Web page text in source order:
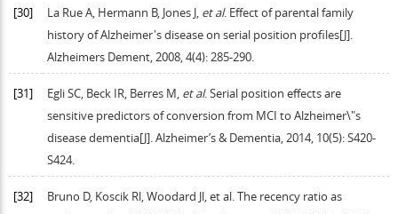
[30] La Rue A, Hermann B, Jones J, et al. Effect of parental family
history of Alzheimer's disease on serial position profiles[J].
Alzheimers Dement,2008,4(4): 285-290.
[31] EgliSC, Beck IR, Berres M, et al. Serial position effects are
sensitive predictors of conversion from MCI to Alzheimer\"s
disease dementia[J].Alzheimer’s & Dementia,2014, 10(5): S420-
S424.
[32] Bruno D, Koscik Rl,Woodard Jl, et al. The recency ratio as